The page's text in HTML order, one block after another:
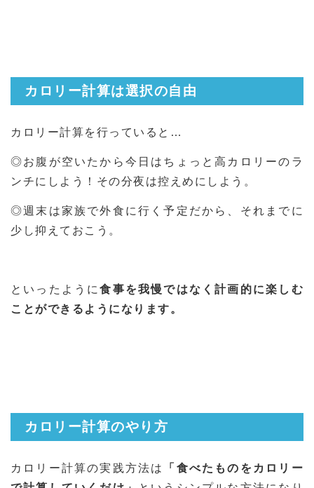
カロリー計算は選択の自由
カロリー計算を行っていると…
◎お腹が空いたから今日はちょっと高カロリーのラ
ンチにしよう！その分夜は控えめにしよう。
◎週末は家族で外食に行く予定だから、それまでに
少し抑えておこう。
といったように食事を我慢ではなく計画的に楽しむ
ことができるようになります。
カロリー計算のやり方
カロリー計算の実践方法は
「食べたものをカロリー